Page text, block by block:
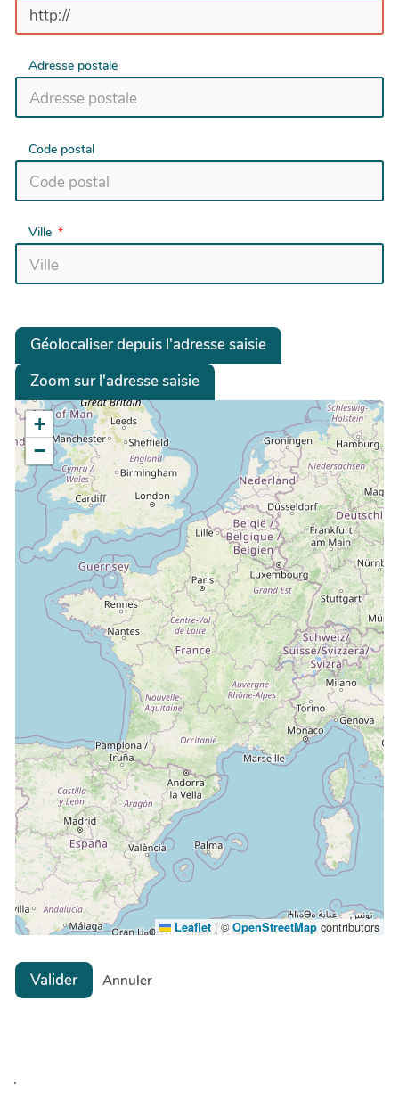
Adresse postale
Code postal
Ville
Géolocaliser depuis l'adresse saisie
Zoom sur l'adresse saisie
+
−
Leaflet |© OpenStreetMap contributors
Valider Annuler
.